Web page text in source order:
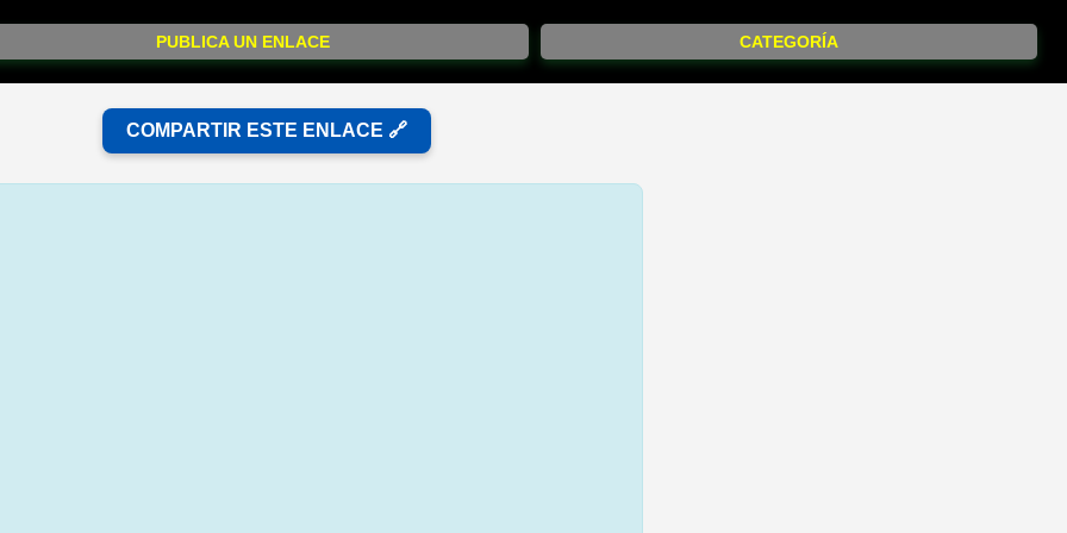
PUBLICA UN ENLACE CATEGORÍA
COMPARTIR ESTE ENLACE 🔗